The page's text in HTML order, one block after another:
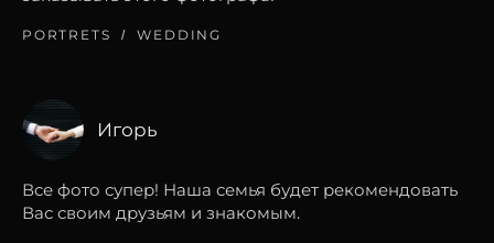
PORTRETS WEDDING
Игорь
Все фото супер! Наша семья будет рекомендовать
Вас своим друзьям и знакомым.